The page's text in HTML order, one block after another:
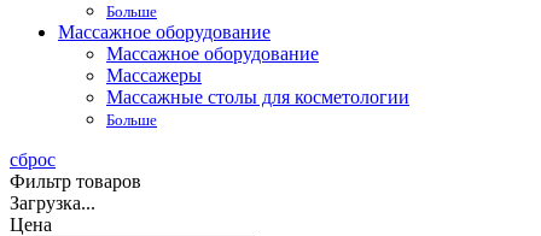
Больше
Массажное оборудование
Массажное оборудование
Массажеры
Массажные столы для косметологии
Больше
сброс
Фильтр товаров
Загрузка...
Цена